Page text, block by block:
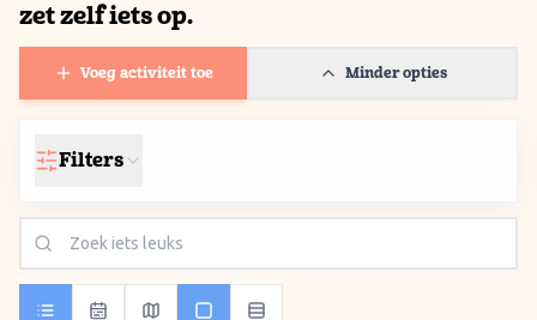
zet zelf iets op.
Voeg activiteit toe Minder opties
Filters